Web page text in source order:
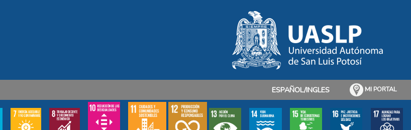
ESPAÑOL/INGLES MI PORTAL